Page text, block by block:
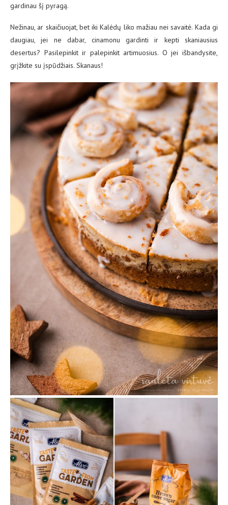
gardinau šį pyragą.
Nežinau, ar skaičiuojat, bet iki Kalėdų liko mažiau nei savaitė. Kada gi
daugiau, jei ne dabar, cinamonu gardinti ir kepti skaniausius
desertus? Pasilepinkit ir palepinkit artimuosius. O jei išbandysite,
grįžkite su įspūdžiais. Skanaus!